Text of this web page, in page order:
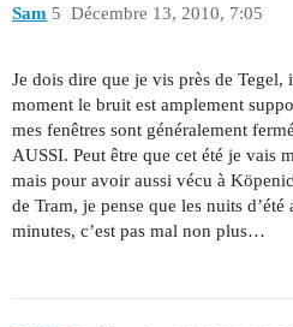
Sam Décembre 13, 2010, 7:05
5
Je dois dire que je vis près de
moment le bruit est amplement
mes fenêtres sont généralement
AUSSI. Peut être que cet été je vais
mais pour avoir aussi vécu à
de Tram, je pense que les nuits
minutes, c’est pas mal non plus…